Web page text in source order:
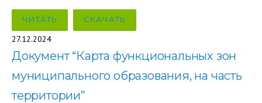
ЧИТАТЬ СКАЧАТЬ
27.12.2024
Документ “Карта функциональных зон
муниципального образования, на часть
территории”